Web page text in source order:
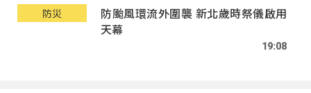
防災
防颱風環流外圍襲 新北歲時祭儀啟用
天幕
19:08